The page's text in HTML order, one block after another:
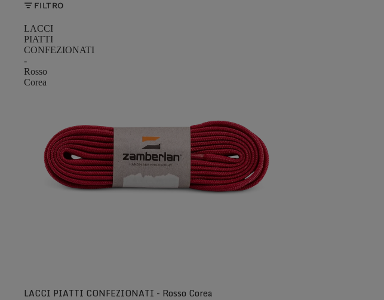
FILTRO
LACCI
PIATTI
CONFEZIONATI
-
Rosso
Corea
LACCI PIATTI CONFEZIONATI - Rosso Corea